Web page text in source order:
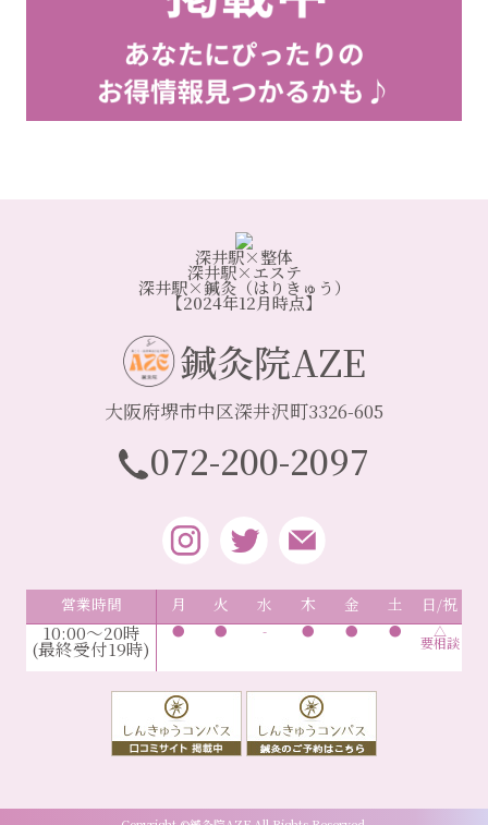
深井駅×整体
深井駅×エステ
深井駅×鍼灸（はりきゅう）
【2024年12月時点】
鍼灸院AZE
大阪府堺市中区深井沢町3326-605
072-200-2097
営業時間 月 火 水 木 金 土 日/祝
10:00～20時
(最終受付19時)
● ● - ● ● ● △
要相談